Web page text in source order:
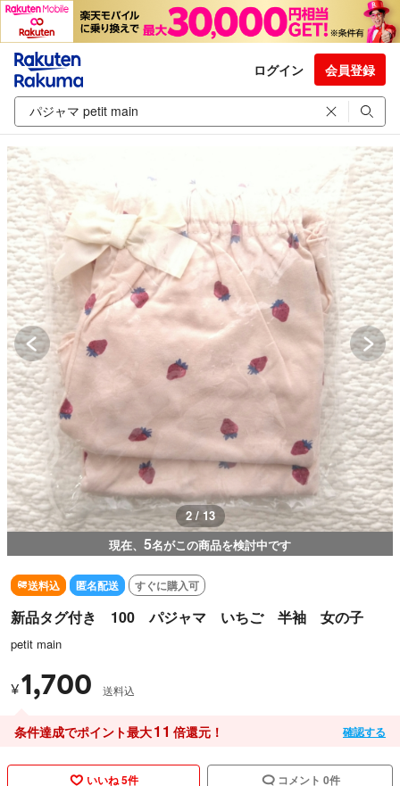
ログイン 会員登録
2 / 13
現在、 5名がこの商品を検討中です
送料込 匿名配送 すぐに購入可
新品タグ付き 100 パジャマ いちご 半袖 女の子
petit main
¥1,700 送料込
条件達成でポイント最大11 倍還元！ 確認する
いいね 5件 コメント 0件